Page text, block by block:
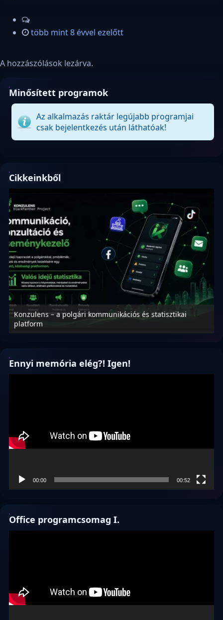
több mint 8 évvel ezelőtt
A hozzászólások lezárva.
Minősített programok
Az alkalmazás raktár legújabb programjai
csak bejelentkezés után láthatóak!
Cikkeinkből
Konzulens – a polgári kommunikációs és statisztikai
platform
Ennyi memória elég?! Igen!
00:00 00:52
Office programcsomag I.